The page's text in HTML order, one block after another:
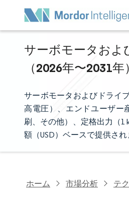
サーボモータおよ
（2026年〜2031年）
サーボモータおよびドライ
高電圧）、エンドユーザー
刷、その他）、定格出力（1
額（USD）ベースで提供され
ホーム 市場分析 テ